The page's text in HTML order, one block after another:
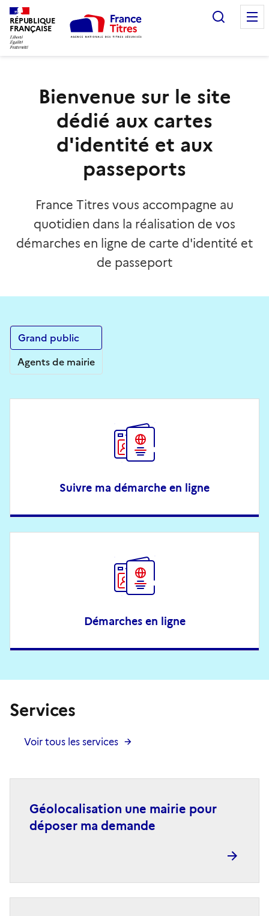
RÉPUBLIQUE
FRANÇAISE
Bienvenue sur le site
dédié aux cartes
d'identité et aux
passeports
France Titres vous accompagne au
quotidien dans la réalisation de vos
démarches en ligne de carte d'identité et
de passeport
Grand public
Agents de mairie
Suivre ma démarche en ligne
Démarches en ligne
Services
Voir tous les services
Géolocalisation une mairie pour
déposer ma demande